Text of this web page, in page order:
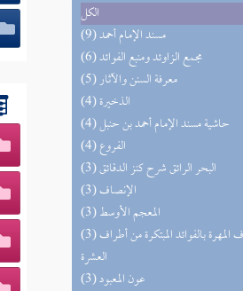
الكل
(9) مسند الإمام أحمد
(6) مجمع الزاوئد ومنبع الفوائد
(5) معرفة السنن والآثار
(4) الذخيرة
(4) حاشية مسند الإمام أحمد بن حنبل
(4) الفروع
(3) البحر الرائق شرح كنز الدقائق
(3) الإنصاف
(3) المعجم الأوسط
(3) إتحاف المهرة بالفوائد المبتكرة من أطراف
العشرة
(3) عون المعبود